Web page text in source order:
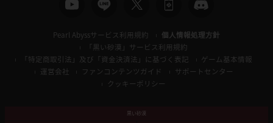
Pearl Abyssサービス利用規約
個人情報処理方針
「黒い砂漠」サービス利用規約
「特定商取引法」及び「資金決済法」に基づく表記
ゲーム基本情報
運営会社
ファンコンテンツガイド
サポートセンター
クッキーポリシー
黒い砂漠